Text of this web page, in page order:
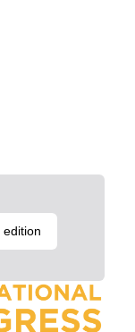
edition